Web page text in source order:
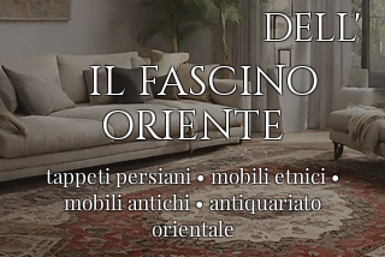
DELL'
IL FASCINO
ORIENTE
tappeti persiani • mobili etnici •
mobili antichi • antiquariato
orientale